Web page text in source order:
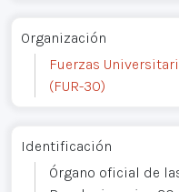
Organización
Fuerzas
(FUR-30)
Identificación
Órgano oficial de